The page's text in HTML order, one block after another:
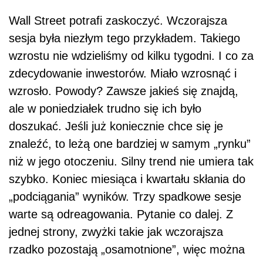
Wall Street potrafi zaskoczyć. Wczorajsza
sesja była niezłym tego przykładem. Takiego
wzrostu nie wdzieliśmy od kilku tygodni. I co za
zdecydowanie inwestorów. Miało wzrosnąć i
wzrosło. Powody? Zawsze jakieś się znajdą,
ale w poniedziałek trudno się ich było
doszukać. Jeśli już koniecznie chce się je
znaleźć, to leżą one bardziej w samym „rynku”
niż w jego otoczeniu. Silny trend nie umiera tak
szybko. Koniec miesiąca i kwartału skłania do
„podciągania” wyników. Trzy spadkowe sesje
warte są odreagowania. Pytanie co dalej. Z
jednej strony, zwyżki takie jak wczorajsza
rzadko pozostają „osamotnione”, więc można